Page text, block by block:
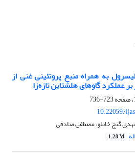
به همراه منبع پروتئینی غنی از
عملکرد گاوهای هلشتاین تازه‌زا
723-736
10.22059/
مهدی گنج خانلو، مصطفی صادقی
1.28 M